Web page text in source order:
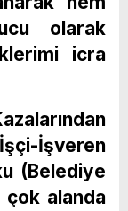
olarak
icra
İşçi-İşveren
(Belediye
çok alanda